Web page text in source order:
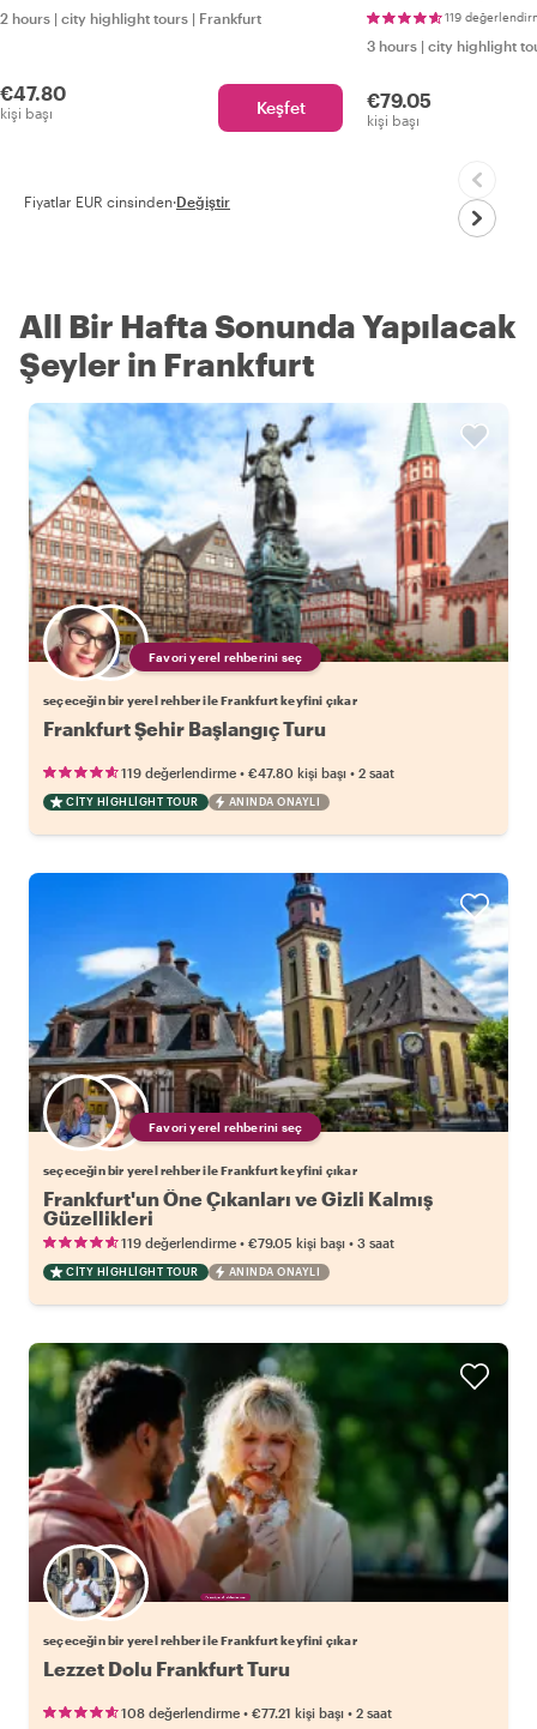
2 hours | city highlight tours | Frankfurt
€47.80
kişi başı Keşfet
119
3 hours | city highlight
€79.05
kişi başı
Fiyatlar EUR cinsinden·Değiştir
All Bir Hafta Sonunda Yapılacak
Şeyler in Frankfurt
Favori yerel rehberini seç
seçeceğin bir yerel rehber ile Frankfurt keyfini çıkar
Frankfurt Şehir Başlangıç Turu
119 değerlendirme • €47.80 kişi başı • 2 saat
CITY HIGHLIGHT TOUR ANINDA ONAYLI
Favori yerel rehberini seç
seçeceğin bir yerel rehber ile Frankfurt keyfini çıkar
Frankfurt'un Öne Çıkanları ve Gizli Kalmış
Güzellikleri
119 değerlendirme • €79.05 kişi başı • 3 saat
CITY HIGHLIGHT TOUR ANINDA ONAYLI
Favori yerel rehberini seç
seçeceğin bir yerel rehber ile Frankfurt keyfini çıkar
Lezzet Dolu Frankfurt Turu
108 değerlendirme • €77.21 kişi başı • 2 saat